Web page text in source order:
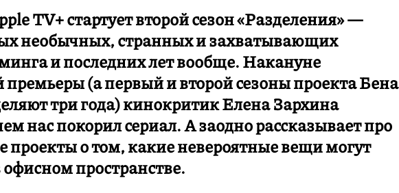
TV+ стартует второй сезон «Разделения» —
необычных, странных и захватывающих
и последних лет вообще. Накануне
(а первый и второй сезоны проекта Бена
три года) кинокритик Елена Зархина
нас покорил сериал. А заодно рассказывает про
проекты о том, какие невероятные вещи могут
пространстве.